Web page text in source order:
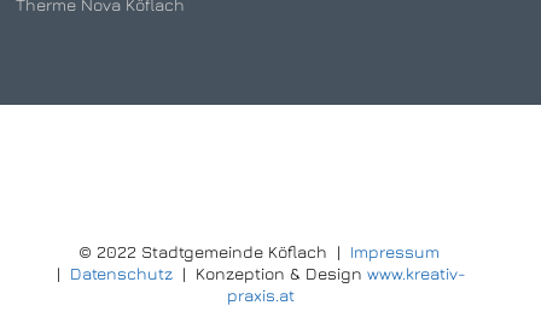
Therme Nova Köflach
© 2022 Stadtgemeinde Köflach | Impressum
| Datenschutz| Konzeption & Design www.kreativ-
praxis.at